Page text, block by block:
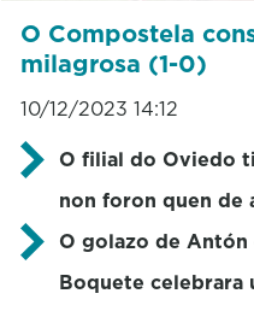
O Compostela
milagrosa (1-0)
10/12/2023 14:12
O filial do Oviedo
non foron quen de
O golazo de
Boquete celebrara